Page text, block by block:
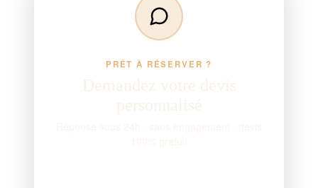
PRÊT À RÉSERVER ?
Demandez votre devis
personnalisé